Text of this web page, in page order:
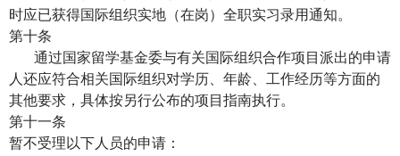
时应已获得国际组织实地（在岗）全职实习录用通知。
第十条
通过国家留学基金委与有关国际组织合作项目派出的申请
人还应符合相关国际组织对学历、年龄、工作经历等方面的
其他要求，具体按另行公布的项目指南执行。
第十一条
暂不受理以下人员的申请：